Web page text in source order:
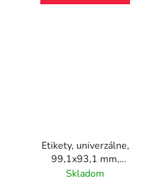
Etikety, univerzálne,
99,1x93,1 mm,
zaoblené rohy, APLI,
Skladom